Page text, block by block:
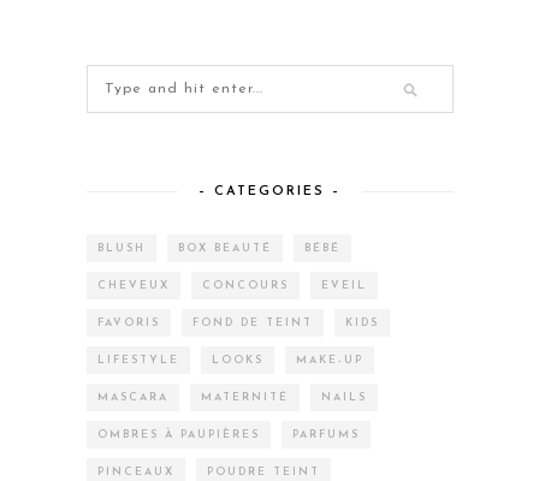
– CATEGORIES –
BLUSH BOX BEAUTÉ BÉBÉ
CHEVEUX CONCOURS EVEIL
FAVORIS FOND DE TEINT KIDS
LIFESTYLE LOOKS MAKE-UP
MASCARA MATERNITÉ NAILS
OMBRES À PAUPIÈRES PARFUMS
PINCEAUX POUDRE TEINT